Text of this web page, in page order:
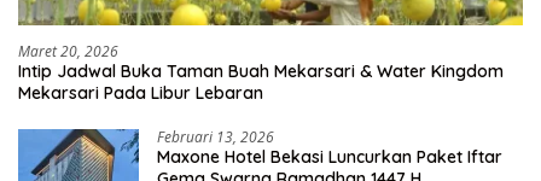
Maret 20, 2026
Intip Jadwal Buka Taman Buah Mekarsari & Water Kingdom
Mekarsari Pada Libur Lebaran
Februari 13, 2026
Maxone Hotel Bekasi Luncurkan Paket Iftar